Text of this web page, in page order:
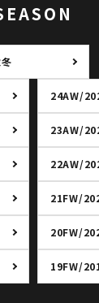
24AW/
23AW/
22AW/
21FW/
20FW/
19FW/